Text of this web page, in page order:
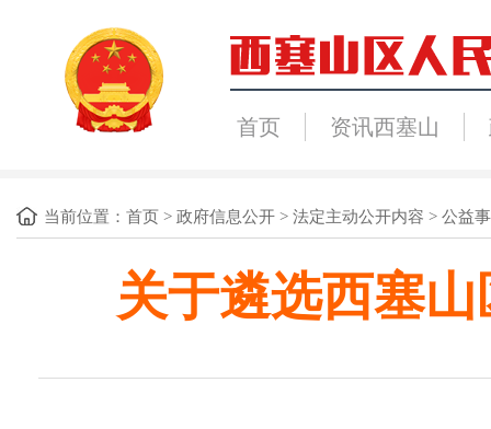
首页 资讯西塞山
当前位置： 首页 > 政府信息公开 > 法定主动公开内容 > 公益
关于遴选西塞